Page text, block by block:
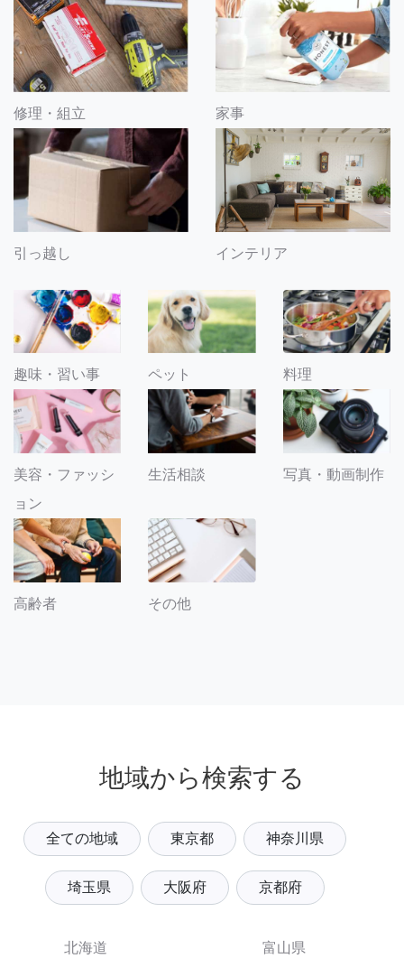
修理・組立 家事
引っ越し インテリア
趣味・習い事 ペット 料理
美容・ファッシ
ョン
生活相談 写真・動画制作
高齢者 その他
地域から検索する
全ての地域 東京都 神奈川県
埼玉県 大阪府 京都府
北海道
富山県